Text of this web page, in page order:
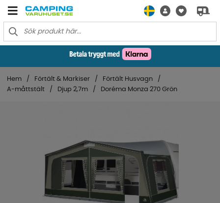
Hem Förtält & Markiser
Förtält Husvagn
A-måttstält
Djup 2,7m Doréma Monza 270 Grön